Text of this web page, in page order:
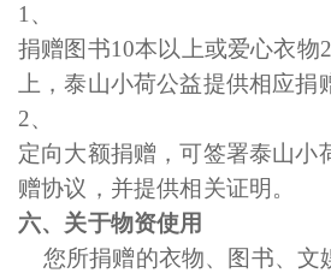
1、
捐赠图书10本以上或爱心衣物
上，泰山小荷公益提供相应捐
2、
定向大额捐赠，可签署泰山小
赠协议，并提供相关证明。
六、 关于物资使用
您所捐赠的衣物、图书、文